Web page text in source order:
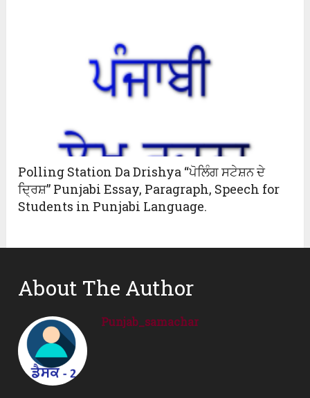
Polling Station Da Drishya “ਪੋਲਿੰਗ ਸਟੇਸ਼ਨ ਦੇ
ਦ੍ਰਿਸ਼” Punjabi Essay, Paragraph, Speech for
Students in Punjabi Language.
About The Author
Punjab_samachar